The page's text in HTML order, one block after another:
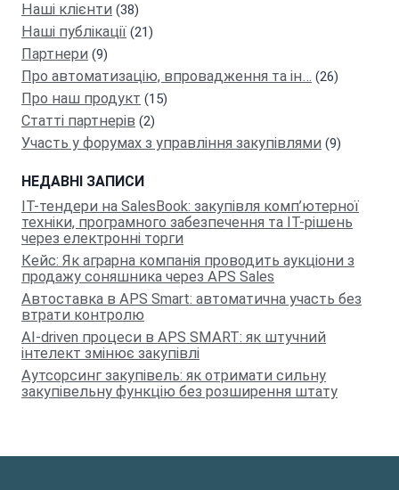
Наші клієнти (38)
Наші публікації (21)
Партнeри (9)
Про автоматизацію, впровадження та ін… (26)
Про наш продукт (15)
Статті партнерів (2)
Участь у форумах з управління закупівлями (9)
НЕДАВНІ ЗАПИСИ
IT-тендери на SalesBook: закупівля комп’ютерної
техніки, програмного забезпечення та ІТ-рішень
через електронні торги
Кейс: Як аграрна компанія проводить аукціони з
продажу соняшника через APS Sales
Автоставка в APS Smart: автоматична участь без
втрати контролю
AI-driven процеси в APS SMART: як штучний
інтелект змінює закупівлі
Аутсорсинг закупівель: як отримати сильну
закупівельну функцію без розширення штату